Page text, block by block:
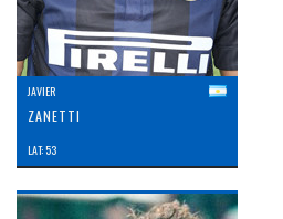
JAVIER
ZANETTI
LAT: 53